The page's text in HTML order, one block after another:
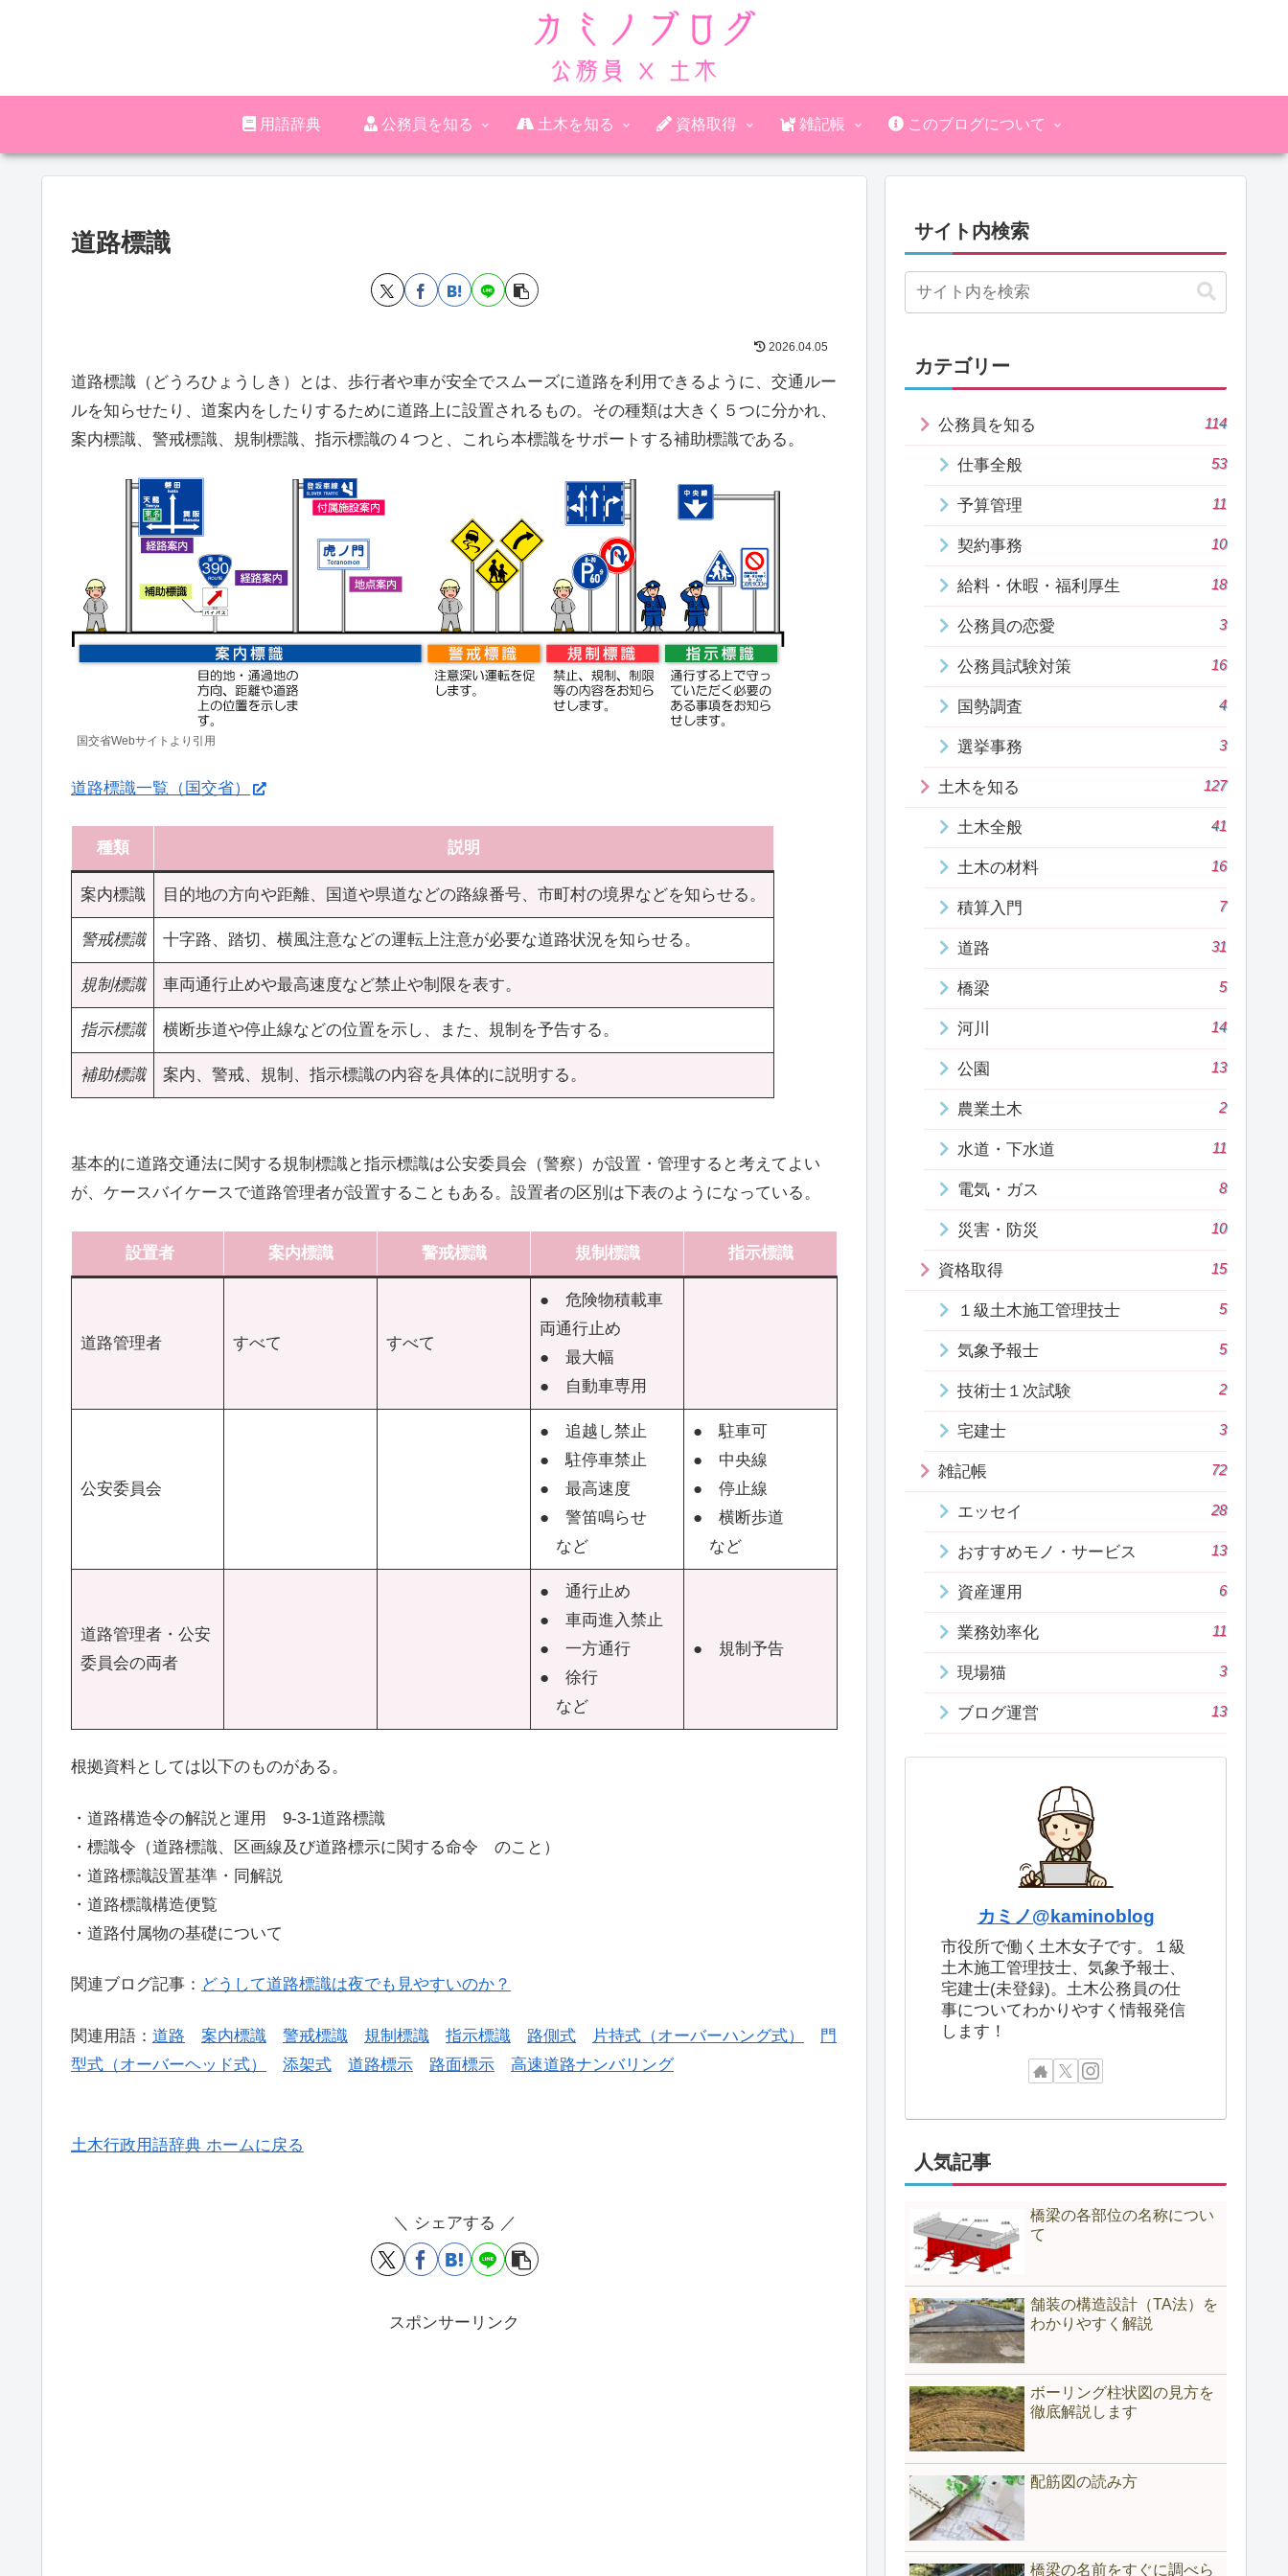
用語辞典 ‪︎‬‪︎公務員を知る 土木を知る 資格取得 雑記帳 このブログについて
道路標識
2026.04.05
道路標識（どうろひょうしき）とは、歩行者や車が安全でスムーズに道路を利用できるように、交通ルー
ルを知らせたり、道案内をしたりするために道路上に設置されるもの。その種類は大きく５つに分かれ、
案内標識、警戒標識、規制標識、指示標識の４つと、これら本標識をサポートする補助標識である。
国交省Webサイトより引用
道路標識一覧（国交省）
種類 説明
案内標識 目的地の方向や距離、国道や県道などの路線番号、市町村の境界などを知らせる。
警戒標識 十字路、踏切、横風注意などの運転上注意が必要な道路状況を知らせる。
規制標識 車両通行止めや最高速度など禁止や制限を表す。
指示標識 横断歩道や停止線などの位置を示し、また、規制を予告する。
補助標識 案内、警戒、規制、指示標識の内容を具体的に説明する。
基本的に道路交通法に関する規制標識と指示標識は公安委員会（警察）が設置・管理すると考えてよい
が、ケースバイケースで道路管理者が設置することもある。設置者の区別は下表のようになっている。
設置者 案内標識 警戒標識 規制標識 指示標識
道路管理者 すべて すべて
● 危険物積載車
両通行止め
● 最大幅
● 自動車専用
公安委員会
● 追越し禁止
● 駐停車禁止
● 最高速度
● 警笛鳴らせ
など
● 駐車可
● 中央線
● 停止線
● 横断歩道
など
道路管理者・公安
委員会の両者
● 通行止め
● 車両進入禁止
● 一方通行
● 徐行
など
● 規制予告
根拠資料としては以下のものがある。
・道路構造令の解説と運用 9-3-1道路標識
・標識令（道路標識、区画線及び道路標示に関する命令 のこと）
・道路標識設置基準・同解説
・道路標識構造便覧
・道路付属物の基礎について
関連ブログ記事： どうして道路標識は夜でも見やすいのか？
関連用語： 道路 案内標識 警戒標識 規制標識 指示標識 路側式 片持式（オーバーハング式）
門
型式（オーバーヘッド式）
添架式 道路標示 路面標示 高速道路ナンバリング
土木行政用語辞典 ホームに戻る
＼ シェアする ／
スポンサーリンク
サイト内検索
カテゴリー
公務員を知る 114
仕事全般 53
予算管理 11
契約事務 10
給料・休暇・福利厚生 18
公務員の恋愛 3
公務員試験対策 16
国勢調査 4
選挙事務 3
土木を知る 127
土木全般 41
土木の材料 16
積算入門 7
道路 31
橋梁 5
河川 14
公園 13
農業土木 2
水道・下水道 11
電気・ガス 8
災害・防災 10
資格取得 15
１級土木施工管理技士 5
気象予報士 5
技術士１次試験 2
宅建士 3
雑記帳 72
エッセイ 28
おすすめモノ・サービス 13
資産運用 6
業務効率化 11
現場猫 3
ブログ運営 13
カミノ@kaminoblog
市役所で働く土木女子です。１級
土木施工管理技士、気象予報士、
宅建士(未登録)。土木公務員の仕
事についてわかりやすく情報発信
します！
人気記事
橋梁の各部位の名称につい
て
舗装の構造設計（TA法）を
わかりやすく解説
ボーリング柱状図の見方を
徹底解説します
配筋図の読み方
橋梁の名前をすぐに調べら